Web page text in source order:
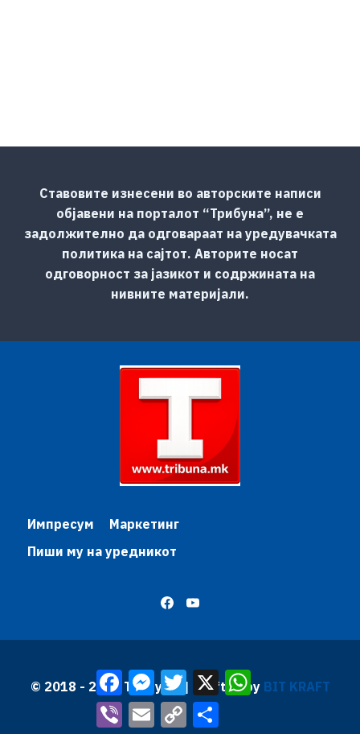
Ставовите изнесени во авторските написи
објавени на порталот “Трибуна”, не е
задолжително да одговараат на уредувачката
политика на сајтот. Авторите носат
одговорност за јазикот и содржината на
нивните материјали.
Импресум
Маркетинг
Пиши му на уредникот
© 2018 - 2026 Трибуна | Krafted by BIT KRAFT
FacebookMessenger
TwitterX
Viber
Email Copy
Link